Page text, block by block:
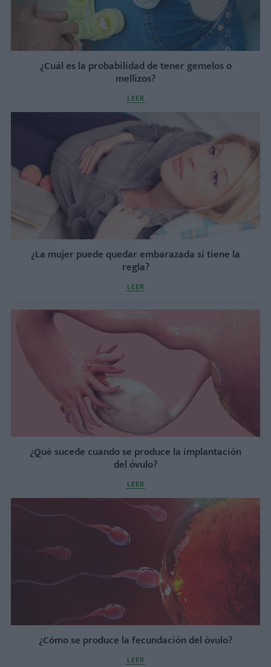
¿Cuál es la probabilidad de tener gemelos o
mellizos?
LEER
¿La mujer puede quedar embarazada si tiene la
regla?
LEER
¿Qué sucede cuando se produce la implantación
del óvulo?
LEER
¿Cómo se produce la fecundación del óvulo?
LEER